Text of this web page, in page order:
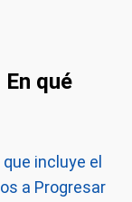
qué
incluye el
a Progresar